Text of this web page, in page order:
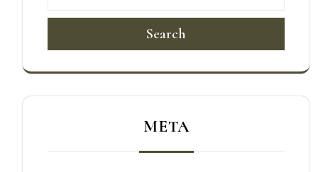
Search
META